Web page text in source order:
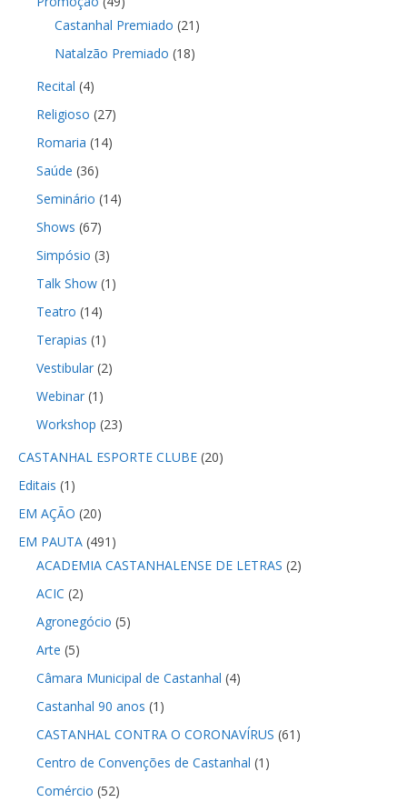
Castanhal Premiado (21)
Natalzão Premiado (18)
Recital (4)
Religioso (27)
Romaria (14)
Saúde (36)
Seminário (14)
Shows (67)
Simpósio (3)
Talk Show(1)
Teatro (14)
Terapias (1)
Vestibular(2)
Webinar(1)
Workshop (23)
CASTANHAL ESPORTE CLUBE(20)
Editais (1)
EM AÇÃO (20)
EM PAUTA(491)
ACADEMIA CASTANHALENSE DE LETRAS (2)
ACIC (2)
Agronegócio (5)
Arte (5)
Câmara Municipal de Castanhal (4)
Castanhal 90 anos (1)
CASTANHAL CONTRA O CORONAVÍRUS (61)
Centro de Convenções de Castanhal (1)
Comércio (52)